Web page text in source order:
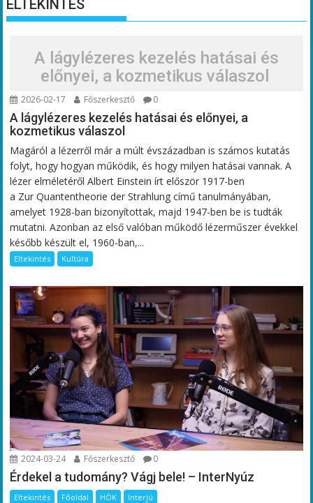
ELTEKINTÉS
A lágylézeres kezelés hatásai és
előnyei, a kozmetikus válaszol
2026-02-17 Főszerkesztő 0
A lágylézeres kezelés hatásai és előnyei, a
kozmetikus válaszol
Magáról a lézerről már a múlt évszázadban is számos kutatás
folyt, hogy hogyan működik, és hogy milyen hatásai vannak. A
lézer elméletéről Albert Einstein írt először 1917-ben
a Zur Quantentheorie der Strahlung című tanulmányában,
amelyet 1928-ban bizonyítottak, majd 1947-ben be is tudták
mutatni. Azonban az első valóban működő lézerműszer évekkel
később készült el, 1960-ban,...
Eltekintés Kultúra
2024-03-24 Főszerkesztő 0
Érdekel a tudomány? Vágj bele! – InterNyúz
Eltekintés Főoldal HÖK Interjú